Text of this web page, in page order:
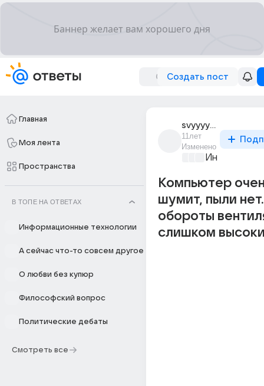
Создать пост
Главная
Моя лента
Пространства
В ТОПЕ НА ОТВЕТАХ
Информационные технологии
А сейчас что-то совсем другое
О любви без купюр
Философский вопрос
Политические дебаты
Смотреть все
svyyyy_vvaaaaaa
11лет
Изменено
Компьютер
шумит, пыли
обороты
слишком